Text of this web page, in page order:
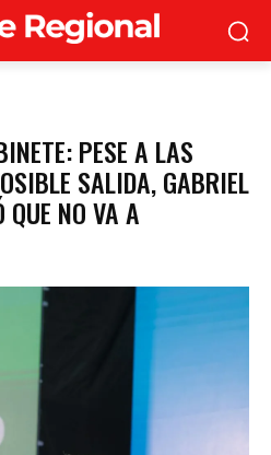
PESE A LAS
SALIDA, GABRIEL
NO VA A